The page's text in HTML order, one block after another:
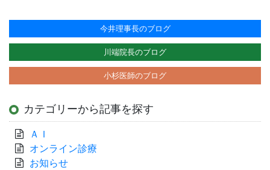
今井理事長のブログ
川端院長のブログ
小杉医師のブログ
カテゴリーから記事を探す
ＡＩ
オンライン診療
お知らせ